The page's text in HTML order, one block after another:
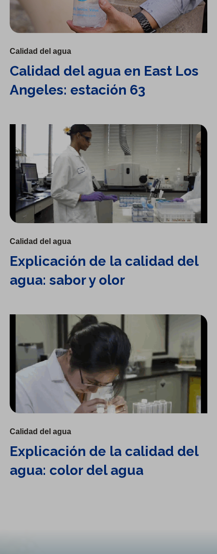
Calidad del agua
Calidad del agua en East Los
Angeles: estación 63
Explicación de la calidad del agua: sabor y olor
Calidad del agua
Explicación de la calidad del
agua: sabor y olor
Explicación de la calidad del agua: color del agua
Calidad del agua
Explicación de la calidad del
agua: color del agua